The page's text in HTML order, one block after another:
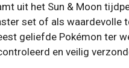
uit het Sun & Moon
set of als waardevolle
geliefde Pokémon ter
en veilig